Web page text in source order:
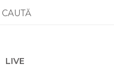
CAUTĂ
LIVE